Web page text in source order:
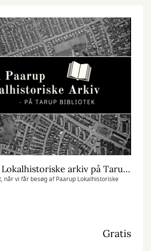
Mød Paarup Lokalhistoriske arkiv på Tarup Bibliotek
når vi får besøg af Paarup Lokalhistoriske
Gratis